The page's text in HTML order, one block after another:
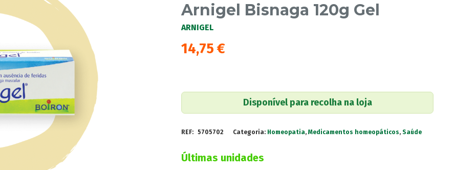
Arnigel Bisnaga 120g Gel
ARNIGEL
14,75€
Disponível para recolha na loja
REF: 5705702 Categoria: Homeopatia, Medicamentos homeopáticos, Saúde
Últimas unidades